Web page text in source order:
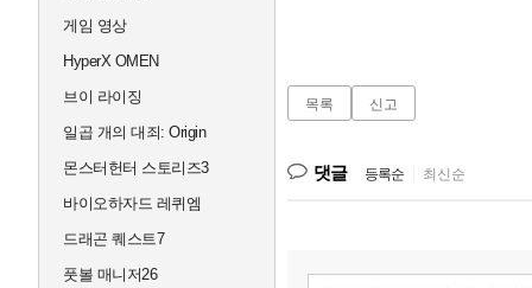
게임 영상
HyperX OMEN
브이 라이징
일곱 개의 대죄: Origin
몬스터헌터 스토리즈3
바이오하자드 레퀴엠
드래곤 퀘스트7
풋볼 매니저26
목록 신고
댓글 등록순 최신순